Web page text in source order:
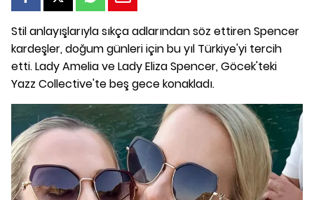
Stil anlayışlarıyla sıkça adlarından söz ettiren Spencer
kardeşler, doğum günleri için bu yıl Türkiye'yi tercih
etti. Lady Amelia ve Lady Eliza Spencer, Göcek'teki
Yazz Collective'te beş gece konakladı.